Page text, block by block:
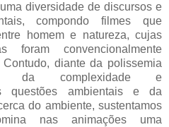
diversidade de discursos e
compondo filmes que
homem e natureza, cujas
foram convencionalmente
diante da polissemia
da complexidade e
questões ambientais e da
do ambiente, sustentamos
nas animações uma